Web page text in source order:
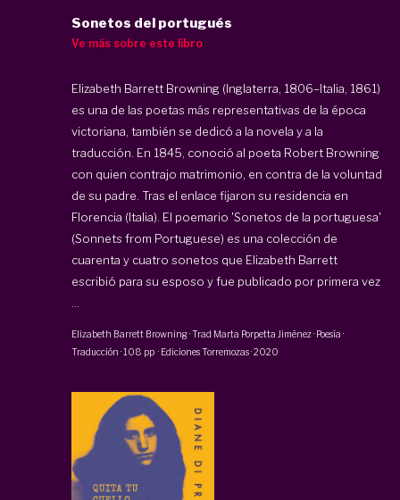
Sonetos del portugués
Ve más sobre este libro
Elizabeth Barrett Browning (Inglaterra, 1806–Italia, 1861)
es una de las poetas más representativas de la época
victoriana, también se dedicó a la novela y a la
traducción. En 1845, conoció al poeta Robert Browning
con quien contrajo matrimonio, en contra de la voluntad
de su padre. Tras el enlace fijaron su residencia en
Florencia (Italia). El poemario 'Sonetos de la portuguesa'
(Sonnets from Portuguese) es una colección de
cuarenta y cuatro sonetos que Elizabeth Barrett
escribió para su esposo y fue publicado por primera vez
Elizabeth Barrett Browning · Trad Marta Porpetta Jiménez· Poesía ·
Traducción ·108 pp · Ediciones Torremozas·2020